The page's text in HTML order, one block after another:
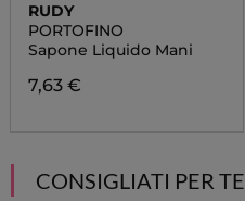
RUDY
PORTOFINO
Sapone Liquido Mani
7,63 €
CONSIGLIATI PER TE